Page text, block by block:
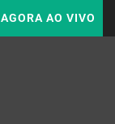
AGORA AO VIVO